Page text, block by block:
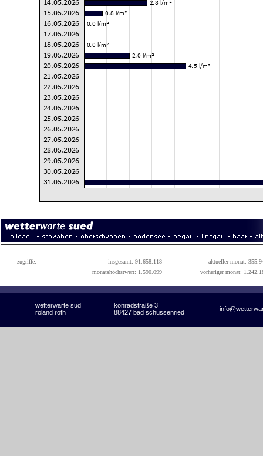
zugriffe: insgesamt: 91.658.118
aktueller monat:
monatshöchstwert: 1.590.099
vorheriger monat:
wetterwarte süd konradstraße 3
roland roth 88427 bad schussenried